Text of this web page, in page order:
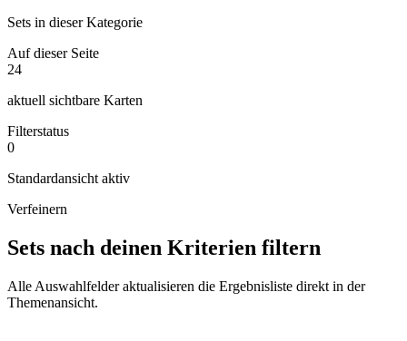
Sets in dieser Kategorie
Auf dieser Seite
24
aktuell sichtbare Karten
Filterstatus
0
Standardansicht aktiv
Verfeinern
Sets nach deinen Kriterien filtern
Alle Auswahlfelder aktualisieren die Ergebnisliste direkt in der
Themenansicht.